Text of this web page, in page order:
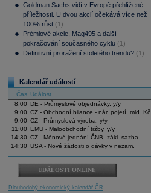
Goldman Sachs vidí v Evropě přehlížené
příležitosti. U dvou akcií očekává více než
100% růst (1)
Prémiové akcie, Mag495 a další
pokračování současného cyklu (1)
Definitivní proražení stoletého trendu? (1)
Kalendář událostí
Čas Událost
8:00
DE - Průmyslové objednávky, y/y
9:00 CZ - Obchodní bilance - nár. pojetí, mld. Kč
9:00 CZ - Průmyslová výroba, y/y
11:00
EMU - Maloobchodní tržby, y/y
14:30 CZ - Měnové jednání ČNB, zákl. sazba
14:30 USA - Nové žádosti o dávky v nezam.
UDÁLOSTI ONLINE
Dlouhodobý ekonomický kalendář ČR